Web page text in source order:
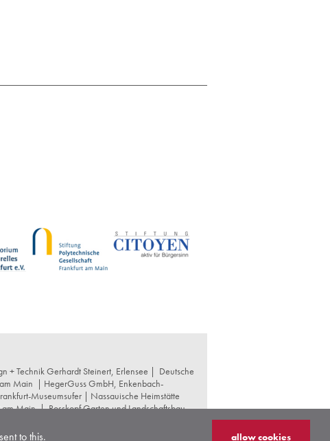
to this. allow cookies
+ Technik Gerhardt Steinert, Erlensee | Deutsche
Main | HegerGuss GmbH, Enkenbach-
Museumsufer| Nassauische Heimstätte
am Main|Rosskopf Garten und Landschaftsbau